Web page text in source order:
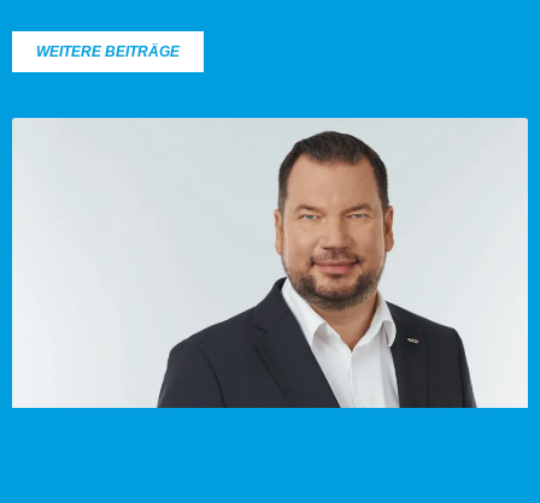
WEITERE BEITRÄGE